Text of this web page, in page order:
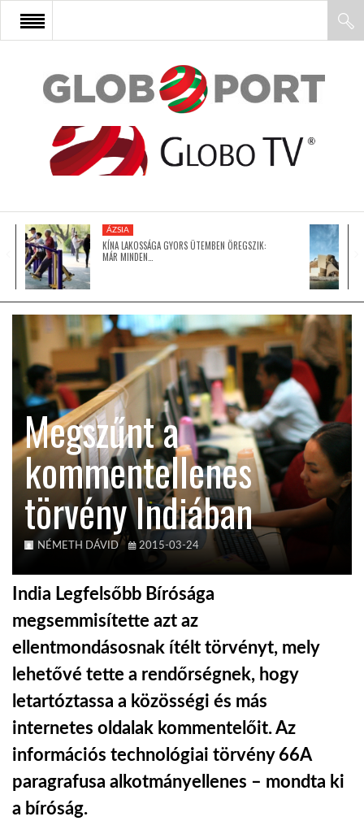
FŐOLDAL
AFRIKA
ÁZSIA
LATIN-AMERIKA
KÖZEL-KELET
AUSZTRÁLIA
A VILÁG ITTHON
HÍR3D
TROPICALMAGAZIN
GLOBOTV
ÁZSIA
KÍNA LAKOSSÁGA GYORS ÜTEMBEN ÖREGSZIK:
MÁR MINDEN…
Megszűnt a
kommentellenes
törvény Indiában
NÉMETH DÁVID 2015-03-24
India Legfelsőbb Bírósága
megsemmisítette azt az
ellentmondásosnak ítélt törvényt, mely
lehetővé tette a rendőrségnek, hogy
letartóztassa a közösségi és más
internetes oldalak kommentelőit. Az
információs technológiai törvény 66A
paragrafusa alkotmányellenes – mondta ki
a bíróság.